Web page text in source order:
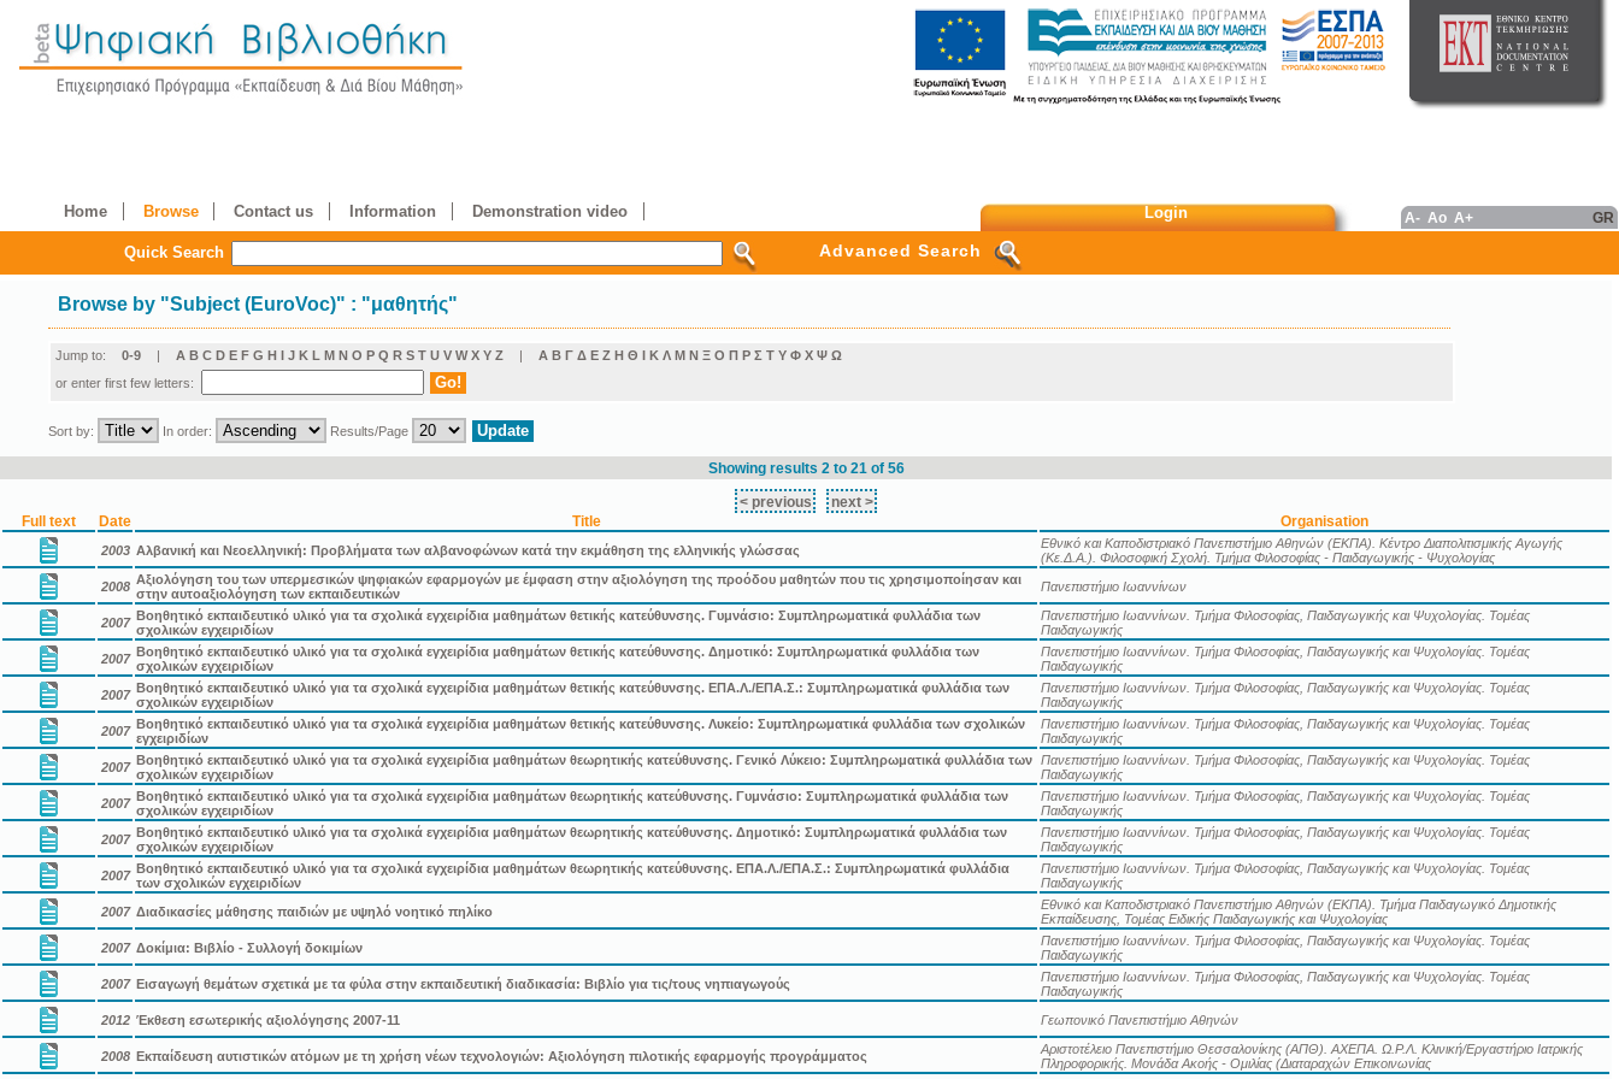
Home Browse Contact us Information Demonstration video Login A- Ao A+ GR
Quick Search Advanced Search
Browse by "Subject (EuroVoc)" : "μαθητής"
Jump to: 0-9 | A B C D E F G H I J K L M N O P Q R S T U V W X Y Z | Α Β Γ Δ Ε Ζ Η Θ Ι Κ Λ Μ Ν Ξ Ο Π Ρ Σ Τ Υ Φ Χ Ψ Ω
or enter first few letters:
Sort by: In order: Results/Page
Showing results 2 to 21 of 56
< previous
next >
Full text
Date Title Organisation
2003 Αλβανική και Νεοελληνική: Προβλήματα των αλβανοφώνων κατά την εκμάθηση της ελληνικής γλώσσας
Εθνικό και Καποδιστριακό Πανεπιστήμιο Αθηνών (ΕΚΠΑ). Κέντρο Διαπολιτισμικής Αγωγής
(Κε.Δ.Α.). Φιλοσοφική Σχολή. Τμήμα Φιλοσοφίας - Παιδαγωγικής - Ψυχολογίας
2008 Αξιολόγηση του των υπερμεσικών ψηφιακών εφαρμογών με έμφαση στην αξιολόγηση της προόδου μαθητών που τις χρησιμοποίησαν και
στην αυτοαξιολόγηση των εκπαιδευτικών
Πανεπιστήμιο Ιωαννίνων
2007 Βοηθητικό εκπαιδευτικό υλικό για τα σχολικά εγχειρίδια μαθημάτων θετικής κατεύθυνσης. Γυμνάσιο: Συμπληρωματικά φυλλάδια των
σχολικών εγχειριδίων
Πανεπιστήμιο Ιωαννίνων. Τμήμα Φιλοσοφίας, Παιδαγωγικής και Ψυχολογίας. Τομέας
Παιδαγωγικής
2007 Βοηθητικό εκπαιδευτικό υλικό για τα σχολικά εγχειρίδια μαθημάτων θετικής κατεύθυνσης. Δημοτικό: Συμπληρωματικά φυλλάδια των
σχολικών εγχειριδίων
Πανεπιστήμιο Ιωαννίνων. Τμήμα Φιλοσοφίας, Παιδαγωγικής και Ψυχολογίας. Τομέας
Παιδαγωγικής
2007 Βοηθητικό εκπαιδευτικό υλικό για τα σχολικά εγχειρίδια μαθημάτων θετικής κατεύθυνσης. ΕΠΑ.Λ./ΕΠΑ.Σ.: Συμπληρωματικά φυλλάδια των
σχολικών εγχειριδίων
Πανεπιστήμιο Ιωαννίνων. Τμήμα Φιλοσοφίας, Παιδαγωγικής και Ψυχολογίας. Τομέας
Παιδαγωγικής
2007 Βοηθητικό εκπαιδευτικό υλικό για τα σχολικά εγχειρίδια μαθημάτων θετικής κατεύθυνσης. Λυκείο: Συμπληρωματικά φυλλάδια των σχολικών
εγχειριδίων
Πανεπιστήμιο Ιωαννίνων. Τμήμα Φιλοσοφίας, Παιδαγωγικής και Ψυχολογίας. Τομέας
Παιδαγωγικής
2007 Βοηθητικό εκπαιδευτικό υλικό για τα σχολικά εγχειρίδια μαθημάτων θεωρητικής κατεύθυνσης. Γενικό Λύκειο: Συμπληρωματικά φυλλάδια των
σχολικών εγχειριδίων
Πανεπιστήμιο Ιωαννίνων. Τμήμα Φιλοσοφίας, Παιδαγωγικής και Ψυχολογίας. Τομέας
Παιδαγωγικής
2007 Βοηθητικό εκπαιδευτικό υλικό για τα σχολικά εγχειρίδια μαθημάτων θεωρητικής κατεύθυνσης. Γυμνάσιο: Συμπληρωματικά φυλλάδια των
σχολικών εγχειριδίων
Πανεπιστήμιο Ιωαννίνων. Τμήμα Φιλοσοφίας, Παιδαγωγικής και Ψυχολογίας. Τομέας
Παιδαγωγικής
2007 Βοηθητικό εκπαιδευτικό υλικό για τα σχολικά εγχειρίδια μαθημάτων θεωρητικής κατεύθυνσης. Δημοτικό: Συμπληρωματικά φυλλάδια των
σχολικών εγχειριδίων
Πανεπιστήμιο Ιωαννίνων. Τμήμα Φιλοσοφίας, Παιδαγωγικής και Ψυχολογίας. Τομέας
Παιδαγωγικής
2007 Βοηθητικό εκπαιδευτικό υλικό για τα σχολικά εγχειρίδια μαθημάτων θεωρητικής κατεύθυνσης. ΕΠΑ.Λ./ΕΠΑ.Σ.: Συμπληρωματικά φυλλάδια
των σχολικών εγχειριδίων
Πανεπιστήμιο Ιωαννίνων. Τμήμα Φιλοσοφίας, Παιδαγωγικής και Ψυχολογίας. Τομέας
Παιδαγωγικής
2007 Διαδικασίες μάθησης παιδιών με υψηλό νοητικό πηλίκο
Εθνικό και Καποδιστριακό Πανεπιστήμιο Αθηνών (ΕΚΠΑ). Τμήμα Παιδαγωγικό Δημοτικής
Εκπαίδευσης, Τομέας Ειδικής Παιδαγωγικής και Ψυχολογίας
2007 Δοκίμια: Βιβλίο - Συλλογή δοκιμίων
Πανεπιστήμιο Ιωαννίνων. Τμήμα Φιλοσοφίας, Παιδαγωγικής και Ψυχολογίας. Τομέας
Παιδαγωγικής
2007 Εισαγωγή θεμάτων σχετικά με τα φύλα στην εκπαιδευτική διαδικασία: Βιβλίο για τις/τους νηπιαγωγούς
Πανεπιστήμιο Ιωαννίνων. Τμήμα Φιλοσοφίας, Παιδαγωγικής και Ψυχολογίας. Τομέας
Παιδαγωγικής
2012 Έκθεση εσωτερικής αξιολόγησης 2007-11 Γεωπονικό Πανεπιστήμιο Αθηνών
2008 Εκπαίδευση αυτιστικών ατόμων με τη χρήση νέων τεχνολογιών: Αξιολόγηση πιλοτικής εφαρμογής προγράμματος
Αριστοτέλειο Πανεπιστήμιο Θεσσαλονίκης (ΑΠΘ). ΑΧΕΠΑ. Ω.Ρ.Λ. Κλινική/Εργαστήριο Ιατρικής
Πληροφορικής. Μονάδα Ακοής - Ομιλίας (Διαταραχών Επικοινωνίας